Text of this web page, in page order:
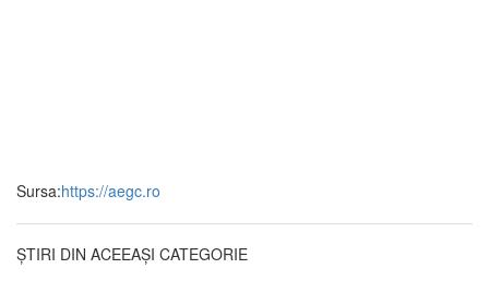
Sursa:https://aegc.ro
ȘTIRI DIN ACEEAȘI CATEGORIE